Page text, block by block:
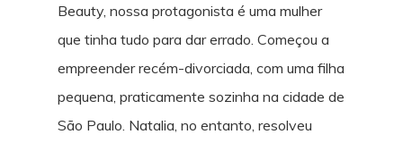
Beauty, nossa protagonista é uma mulher
que tinha tudo para dar errado. Começou a
empreender recém-divorciada, com uma filha
pequena, praticamente sozinha na cidade de
São Paulo. Natalia, no entanto, resolveu